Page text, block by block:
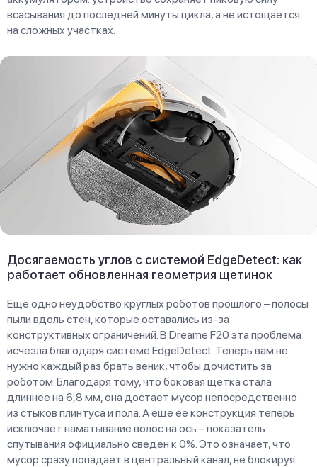
всасывания до последней минуты цикла, а не истощается
на сложных участках.
Досягаемость углов с системой EdgeDetect: как
работает обновленная геометрия щетинок
Еще одно неудобство круглых роботов прошлого – полосы
пыли вдоль стен, которые оставались из-за
конструктивных ограничений. В Dreame F20 эта проблема
исчезла благодаря системе EdgeDetect. Теперь вам не
нужно каждый раз брать веник, чтобы дочистить за
роботом. Благодаря тому, что боковая щетка стала
длиннее на 6,8 мм, она достает мусор непосредственно
из стыков плинтуса и пола. А еще ее конструкция теперь
исключает наматывание волос на ось – показатель
спутывания официально сведен к 0%. Это означает, что
мусор сразу попадает в центральный канал, не блокируя